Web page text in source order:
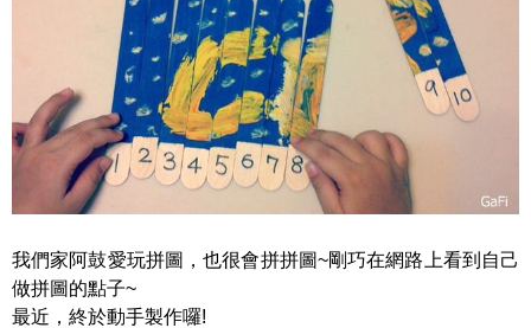
我們家阿鼓愛玩拼圖，也很會拼拼圖~剛巧在網路上看到自己
做拼圖的點子~
最近，終於動手製作囉!